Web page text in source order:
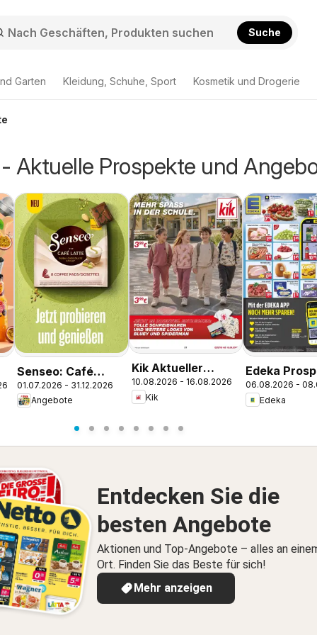
Suche
Garten Kleidung, Schuhe, Sport Kosmetik und Drogerie
Aktuelle Prospekte und
Senseo: Café
Latte Dubai
Chocolate Style
01.07.2026 - 31.12.2026
Angebote
Kik Aktueller
Prospekt
10.08.2026 - 16.08.2026
Kik
Edeka
Rötz
06.08.2026 -
Edeka
Entdecken Sie die
besten Angebote
Aktionen und Top-Angebote – alles an
Ort. Finden Sie das Beste für sich!
Mehr anzeigen